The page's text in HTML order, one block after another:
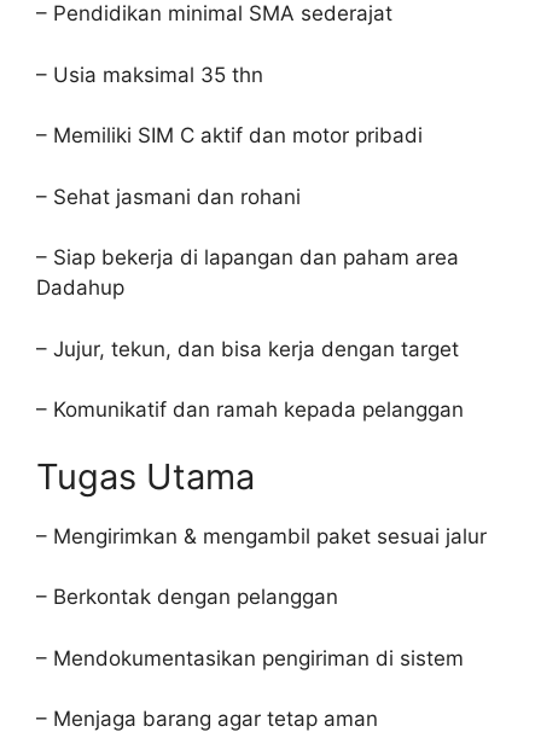
– Pendidikan minimal SMA sederajat
– Usia maksimal 35 thn
– Memiliki SIM C aktif dan motor pribadi
– Sehat jasmani dan rohani
– Siap bekerja di lapangan dan paham area
Dadahup
– Jujur, tekun, dan bisa kerja dengan target
– Komunikatif dan ramah kepada pelanggan
Tugas Utama
– Mengirimkan & mengambil paket sesuai jalur
– Berkontak dengan pelanggan
– Mendokumentasikan pengiriman di sistem
– Menjaga barang agar tetap aman